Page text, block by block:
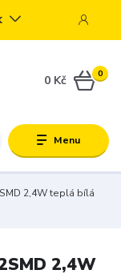
Menu
0
0 Kč
2,4W teplá bílá
2,4W